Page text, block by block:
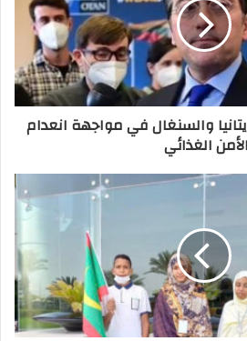
والسنغال في مواجهة انعدام
الأمن الغذائي